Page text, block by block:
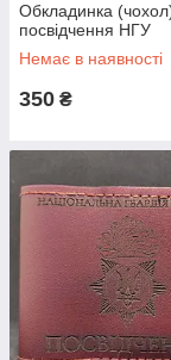
Обкладинка
посвідчення НГУ
Немає в наявності
350 ₴